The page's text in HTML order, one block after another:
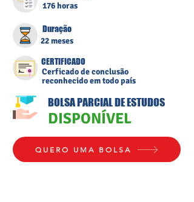
176 horas
Duração
22 meses
CERTIFICADO
Cerficado de conclusão
reconhecido em todo país
BOLSA PARCIAL DE ESTUDOS
DISPONÍVEL
QUERO UMA BOLSA